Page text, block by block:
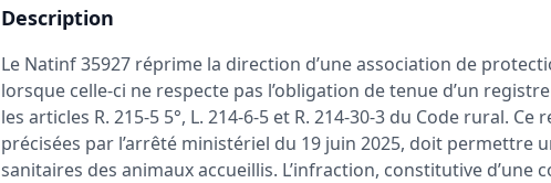
Description
Le Natinf 35927 réprime la direction d’une association de
lorsque celle-ci ne respecte pas l’obligation de tenue d’un
les articles R. 215-5 5°, L. 214-6-5 et R. 214-30-3 du Code rural.
précisées par l’arrêté ministériel du 19 juin 2025, doit permettre
sanitaires des animaux accueillis. L’infraction, constitutive d’une